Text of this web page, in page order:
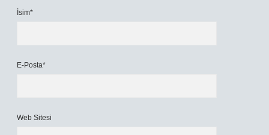
İsim*
E-Posta*
Web Sitesi